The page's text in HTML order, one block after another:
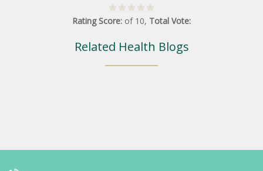
Rating Score: of 10, Total Vote:
Related Health Blogs